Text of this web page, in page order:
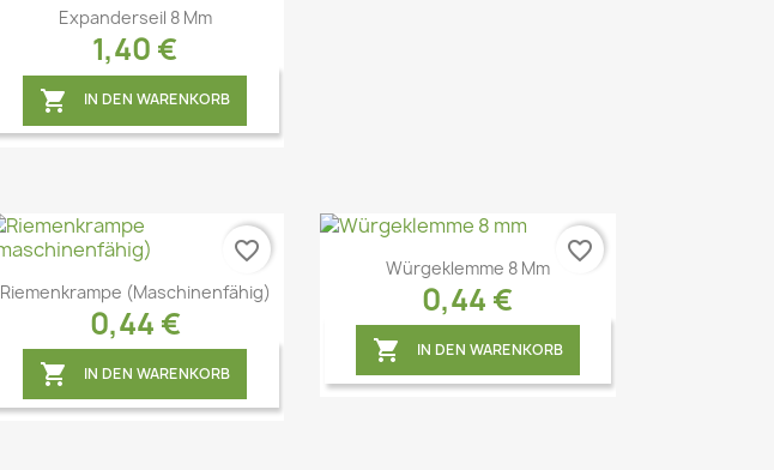
Vorschau
Expanderseil 8 Mm
1,40 €
 IN DEN WARENKORB
Riemenkrampe (maschinenfähig)
0,44 €
 IN DEN WARENKORB
favorite_border
Würgeklemme 8 Mm
0,44 €
 IN DEN WARENKORB
favorite_border